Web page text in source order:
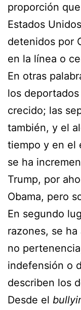
proporción
Estados
detenidos por
en la línea o
En otras
los
crecido; las
también, y el
tiempo y en el
se ha
Trump, por
Obama, pero
En segundo
razones, se
no
indefensión o
describen los
Desde el